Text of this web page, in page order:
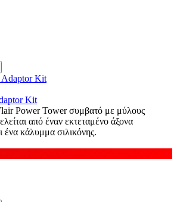
Kit
Power Tower συμβατό με μύλους
από έναν εκτεταμένο άξονα
ένα κάλυμμα σιλικόνης.